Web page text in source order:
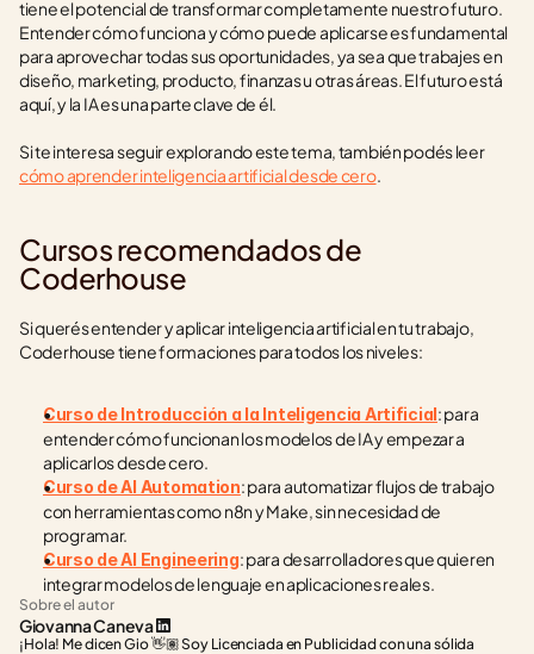
tiene el potencial de transformar completamente nuestro futuro.
Entender cómo funciona y cómo puede aplicarse es fundamental
para aprovechar todas sus oportunidades, ya sea que trabajes en
diseño, marketing, producto, finanzas u otras áreas. El futuro está
aquí, y la IA es una parte clave de él.
Si te interesa seguir explorando este tema, también podés leer
cómo aprender inteligencia artificial desde cero.
Cursos recomendados de
Coderhouse
Si querés entender y aplicar inteligencia artificial en tu trabajo,
Coderhouse tiene formaciones para todos los niveles:
Curso de Introducción a la Inteligencia Artificial: para
entender cómo funcionan los modelos de IA y empezar a
aplicarlos desde cero.
Curso de AI Automation: para automatizar flujos de trabajo
con herramientas como n8n y Make, sin necesidad de
programar.
Curso de AI Engineering: para desarrolladores que quieren
integrar modelos de lenguaje en aplicaciones reales.
Sobre el autor
Giovanna Caneva
¡Hola! Me dicen Gio 👋🏽 Soy Licenciada en Publicidad con una sólida